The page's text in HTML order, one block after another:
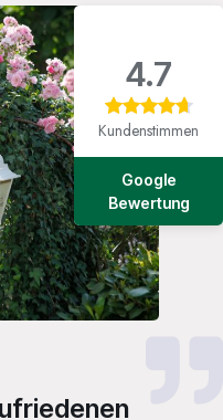
4.7
Kundenstimmen
Google
Bewertung